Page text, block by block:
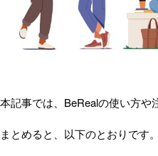
本記事では、BeRealの使い方や
まとめると、以下のとおりです。